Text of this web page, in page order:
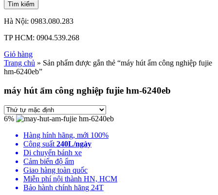
Tìm kiếm
Hà Nội: 0983.080.283
TP HCM: 0904.539.268
Giỏ hàng
Trang chủ » Sản phẩm được gắn thẻ “máy hút ẩm công nghiệp fujie
hm-6240eb”
máy hút ẩm công nghiệp fujie hm-6240eb
6%
Hàng hính hãng, mới 100%
Công suất 240L/ngày
Di chuyển bánh xe
Cảm biến độ ẩm
Giao hàng toàn quốc
Miễn phí nội thành HN, HCM
Bảo hành chính hãng 24T